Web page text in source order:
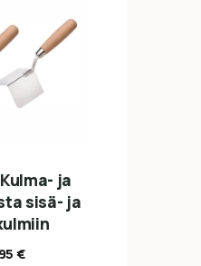
ja
sisä- ja
€